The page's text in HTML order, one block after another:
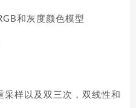
和灰度颜色模型
样以及双三次，双线性和